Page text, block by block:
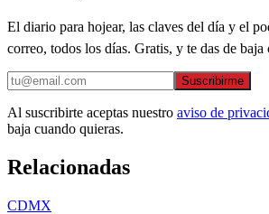
El diario para hojear, las claves del día y el
correo, todos los días. Gratis, y te das de
Suscribirme
Al suscribirte aceptas nuestro aviso de
baja cuando quieras.
Relacionadas
CDMX